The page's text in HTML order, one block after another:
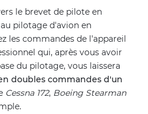
le brevet de pilote en
pilotage d'avion en
les commandes de l'appareil
qui, après vous avoir
du pilotage, vous laissera
doubles commandes d'un
Cessna 172, Boeing Stearman